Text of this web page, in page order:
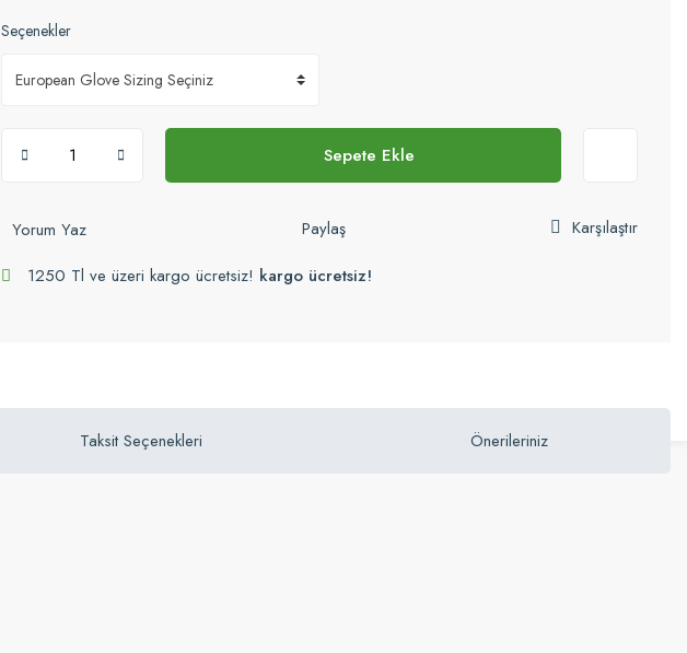
Seçenekler
Sepete Ekle
Yorum Yaz Paylaş
Karşılaştır
1250 Tl ve üzeri kargo ücretsiz! kargo ücretsiz!
Taksit Seçenekleri Önerileriniz